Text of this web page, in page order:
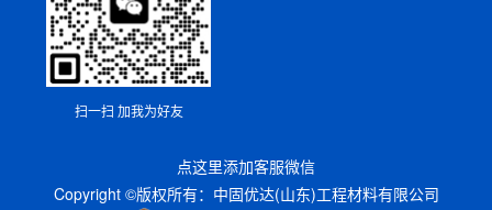
扫一扫 加我为好友
点这里添加客服微信
Copyright ©版权所有：中固优达(山东)工程材料有限公司